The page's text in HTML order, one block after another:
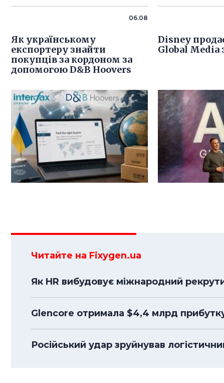
06.08
Як українському
експортеру знайти
покупців за кордоном за
допомогою D&B Hoovers
Disney
Global Media
Читайте на Fixygen.ua
Як HR вибудовує міжнародний
Glencore отримала $4,4 млрд
Російський удар зруйнував